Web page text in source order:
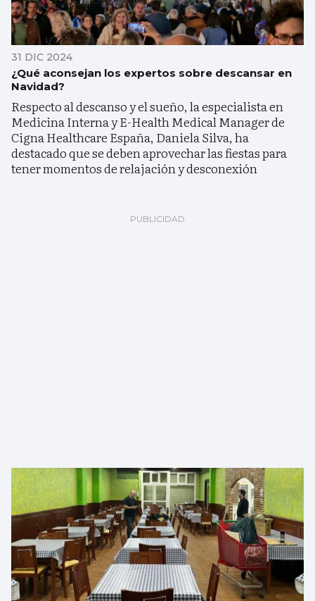
31 DIC 2024
¿Qué aconsejan los expertos sobre descansar en
Navidad?
Respecto al descanso y el sueño, la especialista en
Medicina Interna y E-Health Medical Manager de
Cigna Healthcare España, Daniela Silva, ha
destacado que se deben aprovechar las fiestas para
tener momentos de relajación y desconexión